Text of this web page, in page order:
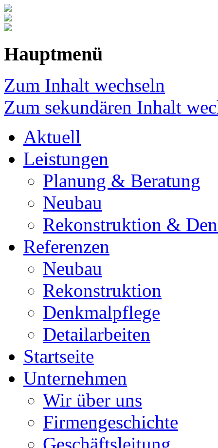
Hauptmenü
Zum Inhalt wechseln
Zum sekundären Inhalt
Aktuell
Leistungen
Planung & Beratung
Neubau
Rekonstruktion &
Referenzen
Neubau
Rekonstruktion
Denkmalpflege
Detailarbeiten
Startseite
Unternehmen
Wir über uns
Firmengeschichte